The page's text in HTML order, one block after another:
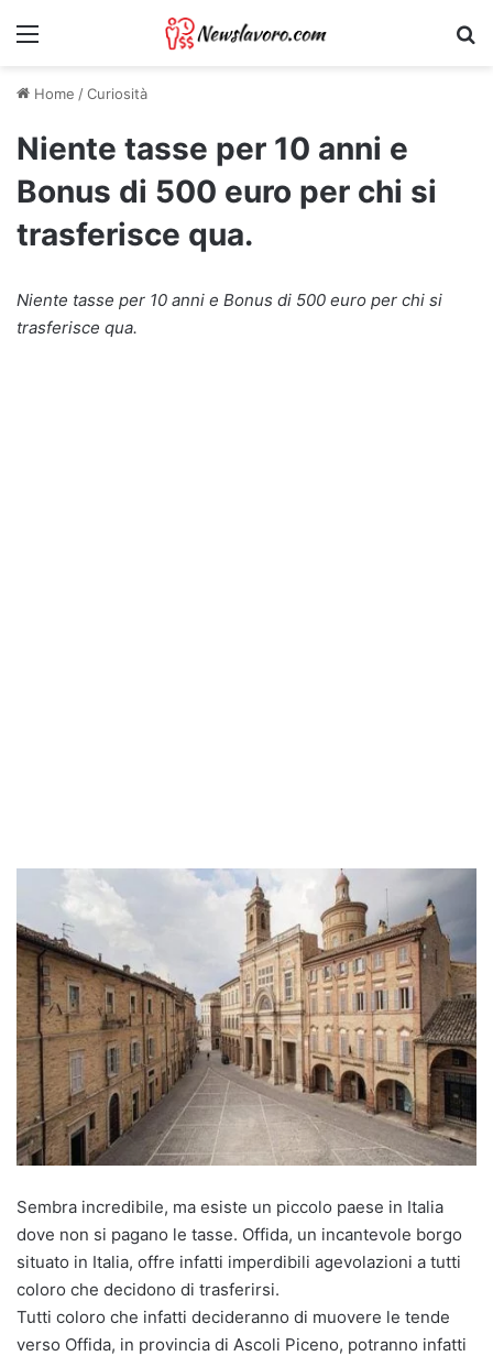
Menu
Home /Curiosità
Niente tasse per 10 anni e
Bonus di 500 euro per chi si
trasferisce qua.
Niente tasse per 10 anni e Bonus di 500 euro per chi si
trasferisce qua.
Sembra incredibile, ma esiste un piccolo paese in Italia
dove non si pagano le tasse. Offida, un incantevole borgo
situato in Italia, offre infatti imperdibili agevolazioni a tutti
coloro che decidono di trasferirsi.
Tutti coloro che infatti decideranno di muovere le tende
verso Offida, in provincia di Ascoli Piceno, potranno infatti